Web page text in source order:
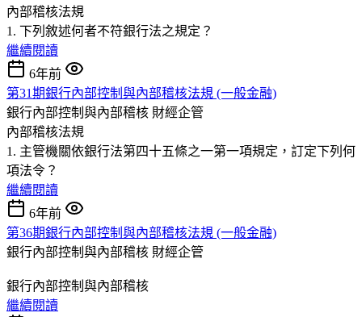
內部稽核法規
1. 下列敘述何者不符銀行法之規定？
繼續閱讀
6年前
第31期銀行內部控制與內部稽核法規 (一般金融)
銀行內部控制與內部稽核 財經企管
內部稽核法規
1. 主管機關依銀行法第四十五條之一第一項規定，訂定下列何
項法令？
繼續閱讀
6年前
第36期銀行內部控制與內部稽核法規 (一般金融)
銀行內部控制與內部稽核 財經企管
銀行內部控制與內部稽核
繼續閱讀